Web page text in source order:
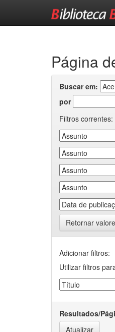
Página
Buscar em:
por
Filtros correntes:
Retornar
Adicionar filtros:
Utilizar filtros
Resultados/